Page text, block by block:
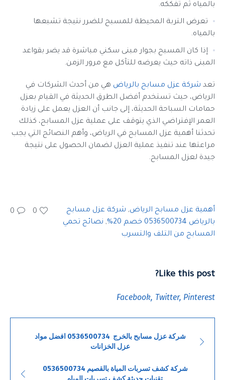
بالمياه ثم تفككه.
تعرض التربة المحيطة للمسبح للضرر نتيجة تشبعها
بالمياه.
إذا كان المسبح بجوار مبنى سكني مباشرة قد يضر بقواعد
المبنى ذاته حيث يعرضه للتآكل مع مرور الزمن.
تعد شركة عزل مسابح بالرياض هي من أحدث الشركات في
الرياض، حيث تستخدم أفضل الطرق الحديثة في القيام بعزل
حمامات السباحة الحديثة، إلى جانب أن العزل يعمل على زيادة
العمر الإفتراضي الذي يتوقف على عملية عزل المسابح، كذلك
تحدثنا أهمية عزل المسابح في الرياض، وأهم النصائح التي يجب
مراعتها عند تنفيذ عملية العزل لضمان الحصول على نتيجة
جيدة لعزل المسابح.
أهمية عزل مسابح الرياض, شركة عزل مسابح
بالرياض 0536500734 خصم 20%
, نصائح تحمي
المسابح من التلف والتسرب
0
0
Like this post?
Facebook Twitter Pinterest
شركة عزل مسابح بالخرج 0536500734 افضل مواد
عزل الخزانات
شركة كشف تسربات المياة بالقصيم 0536500734